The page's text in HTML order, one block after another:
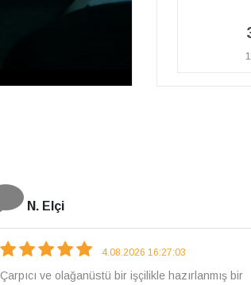
46.910 TL
İ. Bozkurt
31.07.2026 12:46:04
Harika tam istediğim gibi geldi kargom ayrıca ilgili